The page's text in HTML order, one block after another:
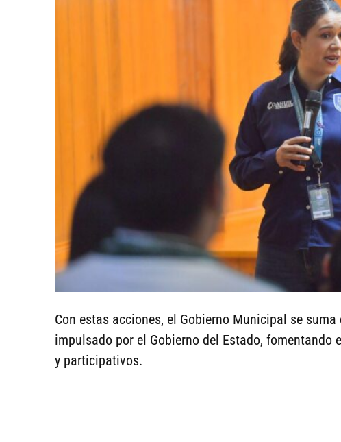
Con estas acciones, el Gobierno Municipal se
impulsado por el Gobierno del Estado, fomentando
y participativos.